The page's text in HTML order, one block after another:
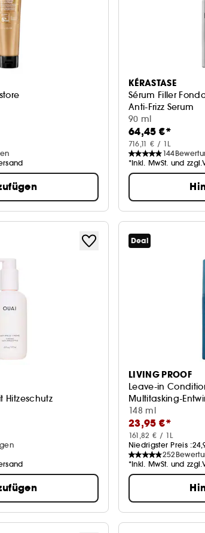
KÉRASTASE
Sérum Filler
Anti-Frizz Serum
90 ml
64,45 €*
716,11 € / 1L
144
*Inkl. MwSt. und
Hitzeschutz
Deal
LIVING PROOF
Leave-in
Multitasking-
148 ml
23,95 €*
161,82 € / 1L
Niedrigster Preis :
252
*Inkl. MwSt. und